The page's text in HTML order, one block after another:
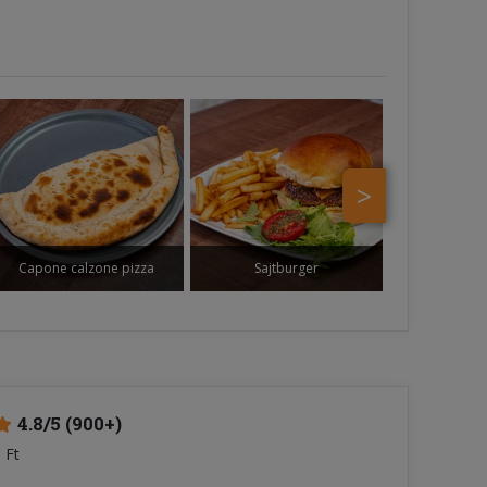
>
Capone calzone pizza Sajtburger
4.8/5 (900+)
Ft